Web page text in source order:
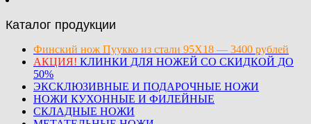
Каталог продукции
Финский нож Пуукко из стали 95Х18 — 3400 рублей
АКЦИЯ! КЛИНКИ ДЛЯ НОЖЕЙ СО СКИДКОЙ ДО
50%
ЭКСКЛЮЗИВНЫЕ И ПОДАРОЧНЫЕ НОЖИ
НОЖИ КУХОННЫЕ И ФИЛЕЙНЫЕ
СКЛАДНЫЕ НОЖИ